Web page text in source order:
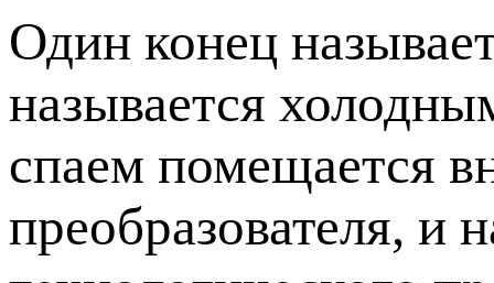
Один конец
называется
спаем помещается
преобразователя, и